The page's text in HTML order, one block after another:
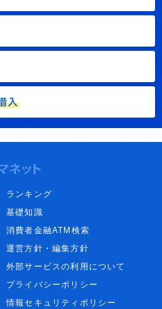
ランキング
基礎知識
消費者金融ATM検索
運営方針・編集方針
外部サービスの利用について
プライバシーポリシー
情報セキュリティポリシー